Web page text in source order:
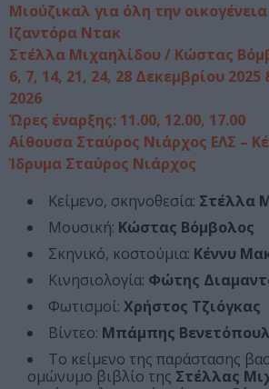
Μιούζικαλ για όλη την
Ιζαντόρα Ντακ
Στέλλα Μιχαηλίδου / Κώστας
6, 7, 14, 21, 24, 28 Δεκεμβρίου 2025
2026
Ώρες έναρξης: 11.00, 12.00, 17.00
Αίθουσα Σταύρος Νιάρχος ΕΛΣ –
Ίδρυμα Σταύρος Νιάρχος
Κείμενο, σκηνοθεσία: Στέλλα
Μουσική: Κώστας Βόμβολος
Σκηνικό, κοστούμια: Κέννυ
Κινησιολογία: Φώτης
Φωτισμοί: Χρήστος Τζιόγκας
Βίντεο: Μπάμπης
Tο κείμενο της παράστασης
ομώνυμο βιβλίο της Στέλλας